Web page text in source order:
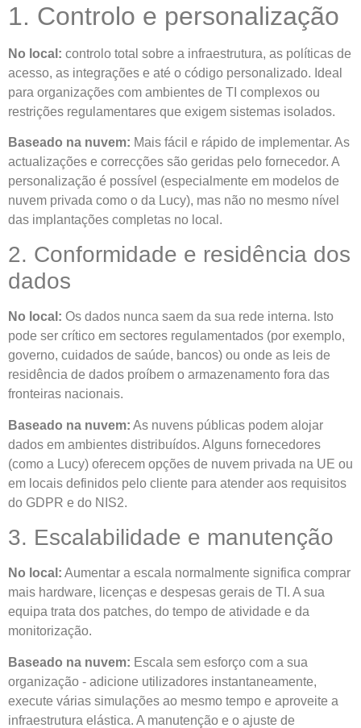
1. Controlo e personalização
No local: controlo total sobre a infraestrutura, as políticas de
acesso, as integrações e até o código personalizado. Ideal
para organizações com ambientes de TI complexos ou
restrições regulamentares que exigem sistemas isolados.
Baseado na nuvem: Mais fácil e rápido de implementar. As
actualizações e correcções são geridas pelo fornecedor. A
personalização é possível (especialmente em modelos de
nuvem privada como o da Lucy), mas não no mesmo nível
das implantações completas no local.
2. Conformidade e residência dos
dados
No local: Os dados nunca saem da sua rede interna. Isto
pode ser crítico em sectores regulamentados (por exemplo,
governo, cuidados de saúde, bancos) ou onde as leis de
residência de dados proíbem o armazenamento fora das
fronteiras nacionais.
Baseado na nuvem: As nuvens públicas podem alojar
dados em ambientes distribuídos. Alguns fornecedores
(como a Lucy) oferecem opções de nuvem privada na UE ou
em locais definidos pelo cliente para atender aos requisitos
do GDPR e do NIS2.
3. Escalabilidade e manutenção
No local: Aumentar a escala normalmente significa comprar
mais hardware, licenças e despesas gerais de TI. A sua
equipa trata dos patches, do tempo de atividade e da
monitorização.
Baseado na nuvem: Escala sem esforço com a sua
organização - adicione utilizadores instantaneamente,
execute várias simulações ao mesmo tempo e aproveite a
infraestrutura elástica. A manutenção e o ajuste de